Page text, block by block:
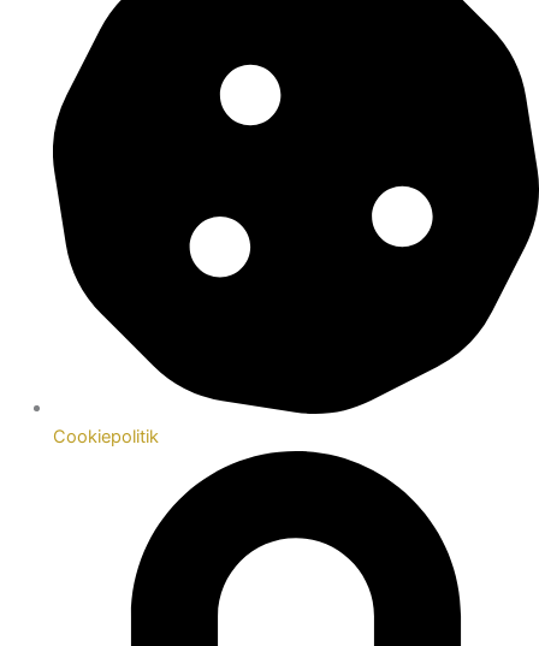
Cookiepolitik